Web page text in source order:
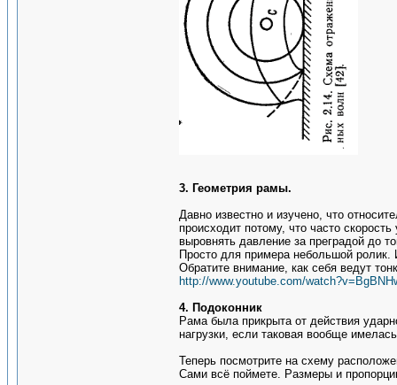
3. Геометрия рамы.
Давно известно и изучено, что
происходит потому, что часто
выровнять давление за преградой до
Просто для примера небольшой
Обратите внимание, как себя ведут
http://www.youtube.com/
4. Подоконник
Рама была прикрыта от действия
нагрузки, если таковая вообще
Теперь посмотрите на схему
Сами всё поймете. Размеры и